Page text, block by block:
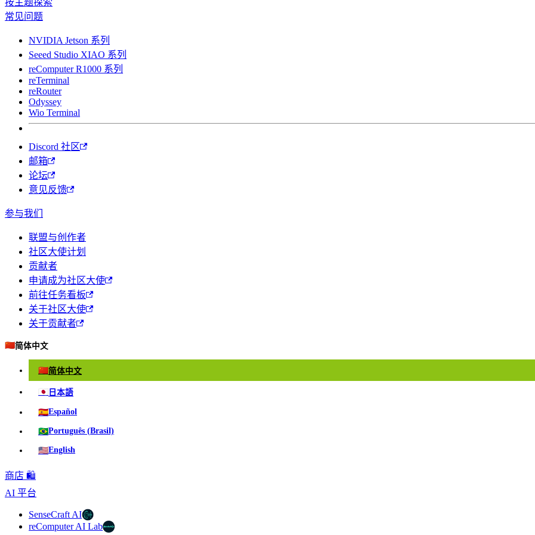
按主题探索
常见问题
NVIDIA Jetson 系列
Seeed Studio XIAO 系列
reComputer R1000 系列
reTerminal
reRouter
Odyssey
Wio Terminal
Discord 社区
邮箱
论坛
意见反馈
参与我们
联盟与创作者
社区大使计划
贡献者
申请成为社区大使
前往任务看板
关于社区大使
关于贡献者
🇨🇳简体中文
🇨🇳简体中文
🇯🇵 日本語
🇪🇸Español
🇧🇷Português (Brasil)
🇺🇸English
商店 🛍️
AI 平台
SenseCraft AI
reComputer AI Lab